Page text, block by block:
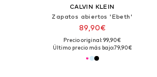
CALVIN KLEIN
Zapatos abiertos 'Ebeth'
89,90€
Precio original: 99,90€
Último precio más bajo:79,90€